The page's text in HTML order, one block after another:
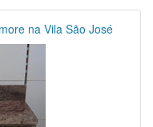
na Vila São José